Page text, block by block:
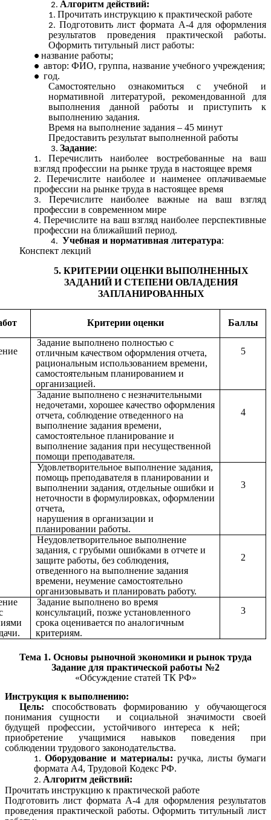
Алгоритм действий:
Прочитать инструкцию к практической работе
Подготовить лист формата А-4 для оформления
результатов проведения практической работы.
Оформить титульный лист работы:
название работы;
автор: ФИО, группа, название учебного учреждения;
год.
Самостоятельно ознакомиться с учебной и
нормативной литературой, рекомендованной для
выполнения данной работы и приступить к
выполнению задания.
Время на выполнение задания – 45 минут
Предоставить результат выполненной работы
Задание:
Перечислить наиболее востребованные на ваш
взгляд профессии на рынке труда в настоящее время
Перечислите наиболее и наименее оплачиваемые
профессии на рынке труда в настоящее время
Перечислите наиболее важные на ваш взгляд
профессии в современном мире
Перечислите на ваш взгляд наиболее перспективные
профессии на ближайший период.
Учебная и нормативная литература:
Конспект лекций
5. КРИТЕРИИ ОЦЕНКИ ВЫПОЛНЕННЫХ
ЗАДАНИЙ И СТЕПЕНИ ОВЛАДЕНИЯ
ЗАПЛАНИРОВАННЫХ
Критерии оценки Баллы
Задание выполнено полностью с
отличным качеством оформления отчета,
рациональным использованием времени,
самостоятельным планированием и
организацией.
5
Задание выполнено с незначительными
недочетами, хорошее качество оформления
отчета, соблюдение отведенного на
выполнение задания времени,
самостоятельное планирование и
выполнение задания при несущественной
помощи преподавателя.
4
Удовлетворительное выполнение задания,
помощь преподавателя в планировании и
выполнении задания, отдельные ошибки и
неточности в формулировках, оформлении
отчета,
нарушения в организации и
планировании работы.
3
Неудовлетворительное выполнение
задания, с грубыми ошибками в отчете и
защите работы, без соблюдения,
отведенного на выполнение задания
времени, неумение самостоятельно
организовывать и планировать работу.
2
Задание выполнено во время
консультаций, позже установленного
срока оценивается по аналогичным
критериям.
3
Тема 1. Основы рыночной экономики и рынок труда
Задание для практической работы №2
«Обсуждение статей ТК РФ»
Инструкция к выполнению:
Цель: способствовать формированию у обучающегося
понимания сущности и социальной значимости своей
будущей профессии, устойчивого интереса к ней;
приобретение учащимися навыков поведения при
соблюдении трудового законодательства.
Оборудование и материалы: ручка, листы бумаги
формата А4, Трудовой Кодекс РФ.
Алгоритм действий:
Прочитать инструкцию к практической работе
Подготовить лист формата А-4 для оформления результатов
проведения практической работы. Оформить титульный лист